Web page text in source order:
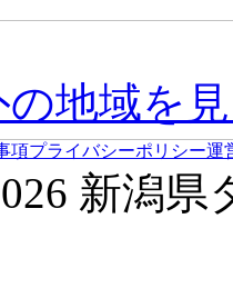
地域を
項プライバシーポリシー運
新潟